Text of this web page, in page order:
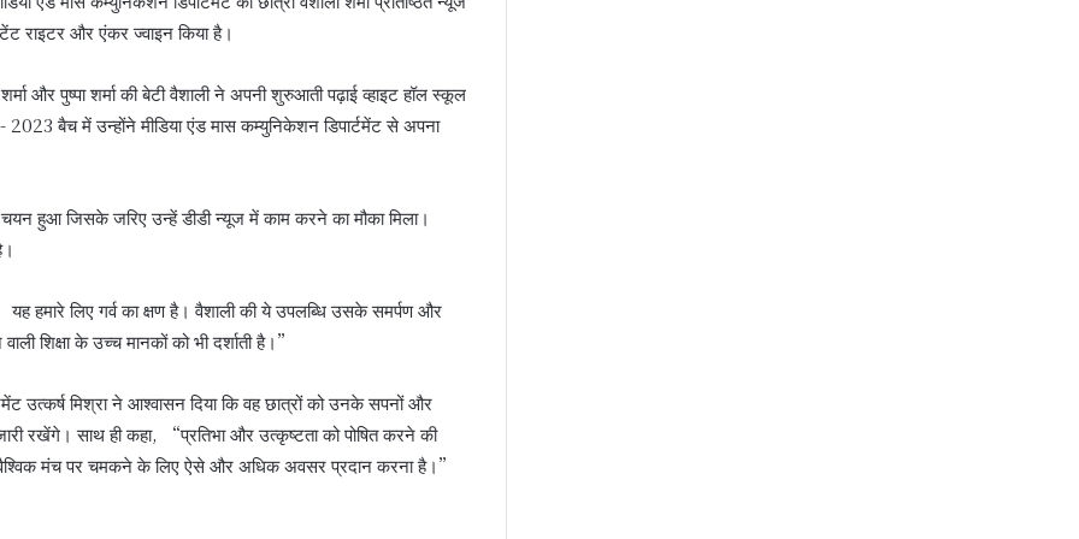
राइटर और एंकर ज्वाइन किया है।
और पुष्पा शर्मा की बेटी वैशाली ने अपनी शुरुआती पढ़ाई व्हाइट हॉल स्कूल
2023 बैच में उन्होंने मीडिया एंड मास कम्युनिकेशन डिपार्टमेंट से अपना
हुआ जिसके जरिए उन्हें डीडी न्यूज में काम करने का मौका मिला।
हमारे लिए गर्व का क्षण है। वैशाली की ये उपलब्धि उसके समर्पण और
शिक्षा के उच्च मानकों को भी दर्शाती है।”
उत्कर्ष मिश्रा ने आश्वासन दिया कि वह छात्रों को उनके सपनों और
रखेंगे। साथ ही कहा, “प्रतिभा और उत्कृष्टता को पोषित करने की
वैश्विक मंच पर चमकने के लिए ऐसे और अधिक अवसर प्रदान करना है।”